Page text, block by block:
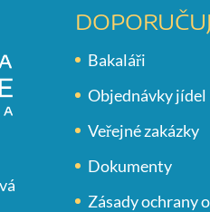
Bakaláři
Objednávky jídel
Veřejné zakázky
Dokumenty
Zásady ochrany